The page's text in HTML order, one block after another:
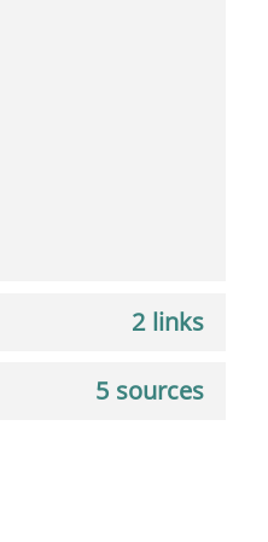
2 links
5 sources